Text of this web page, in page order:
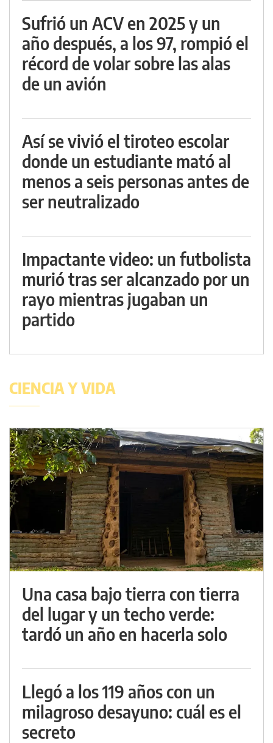
Sufrió un ACV en 2025 y un
año después, a los 97, rompió el
récord de volar sobre las alas
de un avión
Así se vivió el tiroteo escolar
donde un estudiante mató al
menos a seis personas antes de
ser neutralizado
Impactante video: un futbolista
murió tras ser alcanzado por un
rayo mientras jugaban un
partido
CIENCIA Y VIDA
Una casa bajo tierra con tierra
del lugar y un techo verde:
tardó un año en hacerla solo
Llegó a los 119 años con un
milagroso desayuno: cuál es el
secreto